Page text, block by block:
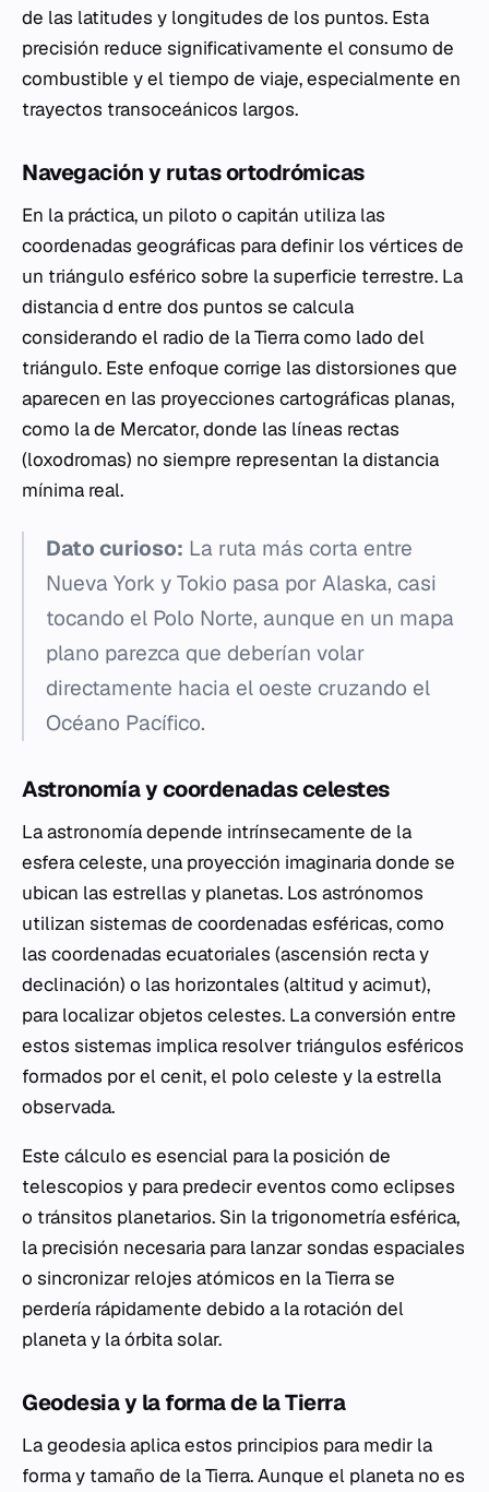
de las latitudes y longitudes de los puntos. Esta
precisión reduce significativamente el consumo de
combustible y el tiempo de viaje, especialmente en
trayectos transoceánicos largos.
Navegación y rutas ortodrómicas
En la práctica, un piloto o capitán utiliza las
coordenadas geográficas para definir los vértices de
un triángulo esférico sobre la superficie terrestre. La
distancia d entre dos puntos se calcula
considerando el radio de la Tierra como lado del
triángulo. Este enfoque corrige las distorsiones que
aparecen en las proyecciones cartográficas planas,
como la de Mercator, donde las líneas rectas
(loxodromas) no siempre representan la distancia
mínima real.
Dato curioso: La ruta más corta entre
Nueva York y Tokio pasa por Alaska, casi
tocando el Polo Norte, aunque en un mapa
plano parezca que deberían volar
directamente hacia el oeste cruzando el
Océano Pacífico.
Astronomía y coordenadas celestes
La astronomía depende intrínsecamente de la
esfera celeste, una proyección imaginaria donde se
ubican las estrellas y planetas. Los astrónomos
utilizan sistemas de coordenadas esféricas, como
las coordenadas ecuatoriales (ascensión recta y
declinación) o las horizontales (altitud y acimut),
para localizar objetos celestes. La conversión entre
estos sistemas implica resolver triángulos esféricos
formados por el cenit, el polo celeste y la estrella
observada.
Este cálculo es esencial para la posición de
telescopios y para predecir eventos como eclipses
o tránsitos planetarios. Sin la trigonometría esférica,
la precisión necesaria para lanzar sondas espaciales
o sincronizar relojes atómicos en la Tierra se
perdería rápidamente debido a la rotación del
planeta y la órbita solar.
Geodesia y la forma de la Tierra
La geodesia aplica estos principios para medir la
forma y tamaño de la Tierra. Aunque el planeta no es